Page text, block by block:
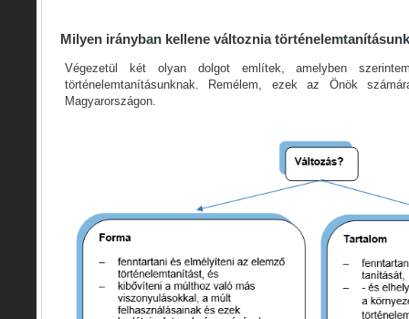
Milyen irányban kellene változnia
Végezetül két olyan dolgot említek, amelyben
történelemtanításunknak. Remélem, ezek az Önök
Magyarországon.